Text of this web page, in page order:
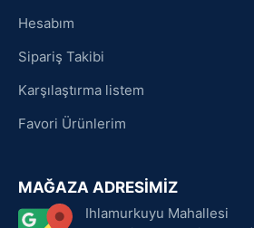
Hesabım
Sipariş Takibi
Karşılaştırma listem
Favori Ürünlerim
MAĞAZA ADRESİMİZ
Ihlamurkuyu Mahallesi